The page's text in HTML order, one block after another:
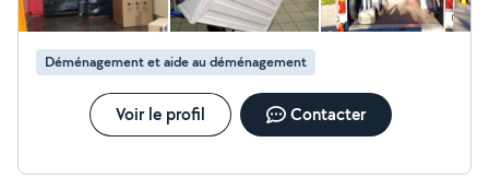
Déménagement et aide au déménagement
Voir le profil Contacter